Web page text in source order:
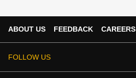
ABOUT US FEEDBACK CAREERS
FOLLOW US